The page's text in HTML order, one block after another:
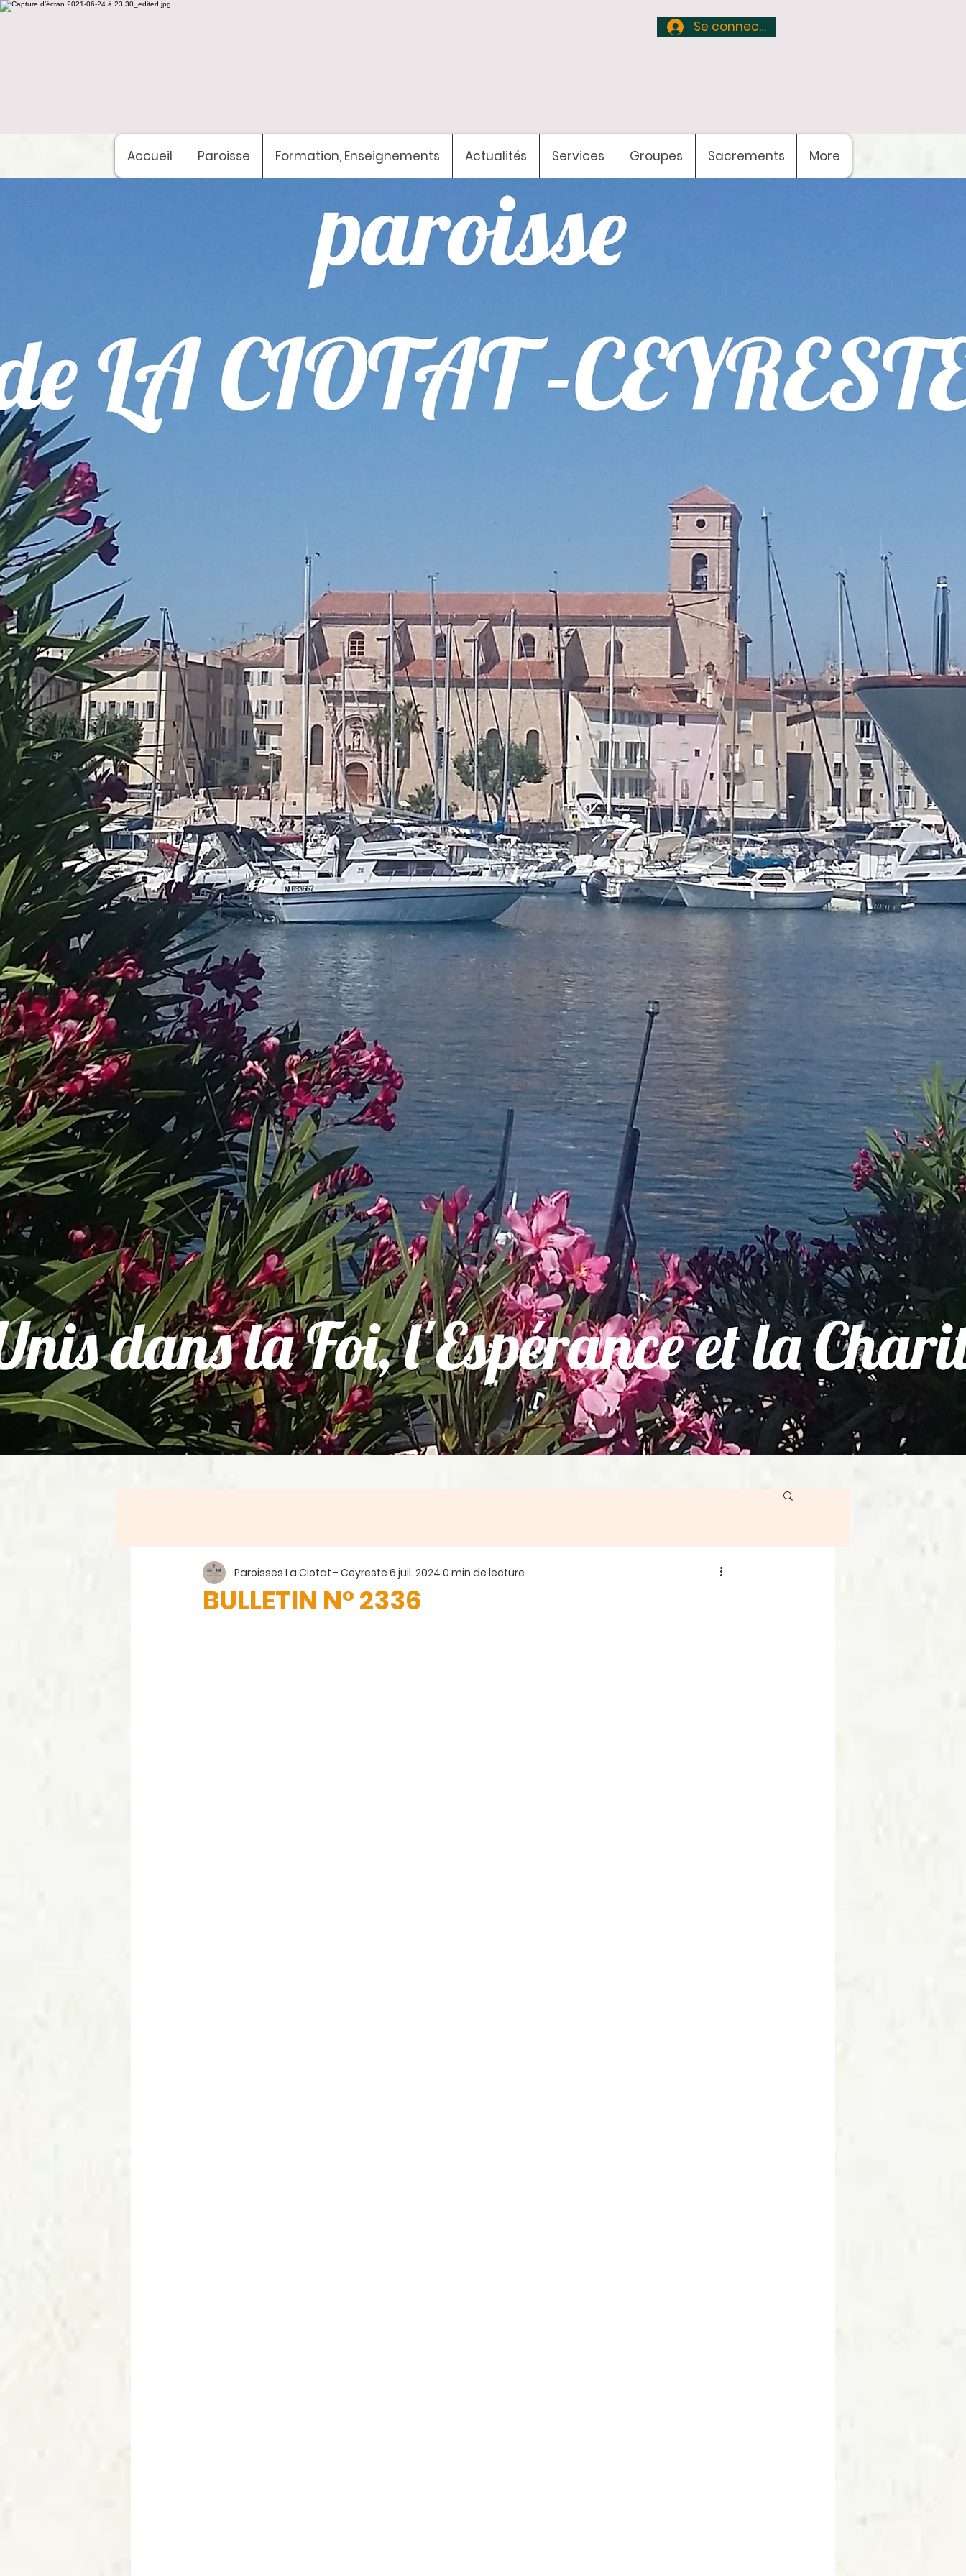
Se connecter
Accueil Paroisse Formation, Enseignements Actualités Services Groupes Sacrements More
Bienvenuesur le site de la paroisse
Ciotat-Ceyreste
dans la foi,
et la charité"
Eglise catholique
La Ciotat-Ceyreste
BULLETIN N° 2336
Paroisses La Ciotat - Ceyreste 6 juil. 2024 0 min de lecture